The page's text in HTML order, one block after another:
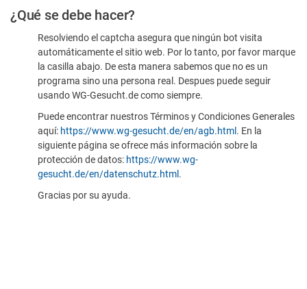
¿Qué se debe hacer?
Resolviendo el captcha asegura que ningún bot visita
automáticamente el sitio web. Por lo tanto, por favor marque
la casilla abajo. De esta manera sabemos que no es un
programa sino una persona real. Despues puede seguir
usando WG-Gesucht.de como siempre.
Puede encontrar nuestros Términos y Condiciones Generales
aquí: https://www.wg-gesucht.de/en/agb.html . En la
siguiente página se ofrece más información sobre la
protección de datos: https://www.wg-
gesucht.de/en/datenschutz.html .
Gracias por su ayuda.